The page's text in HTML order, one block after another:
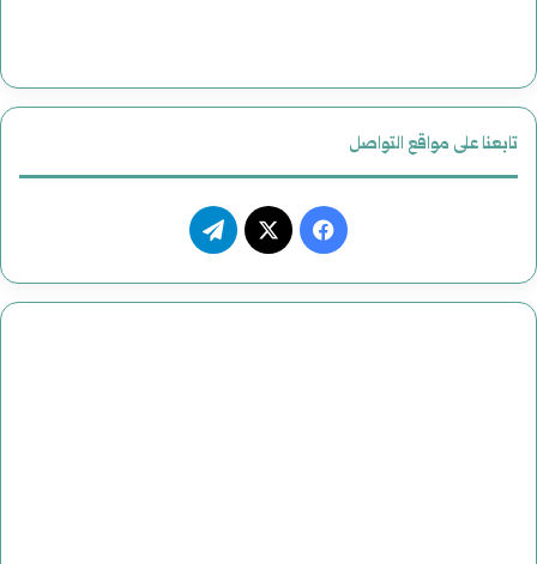
تابعنا على مواقع التواصل
فيسبوك
‫X تيلقرام